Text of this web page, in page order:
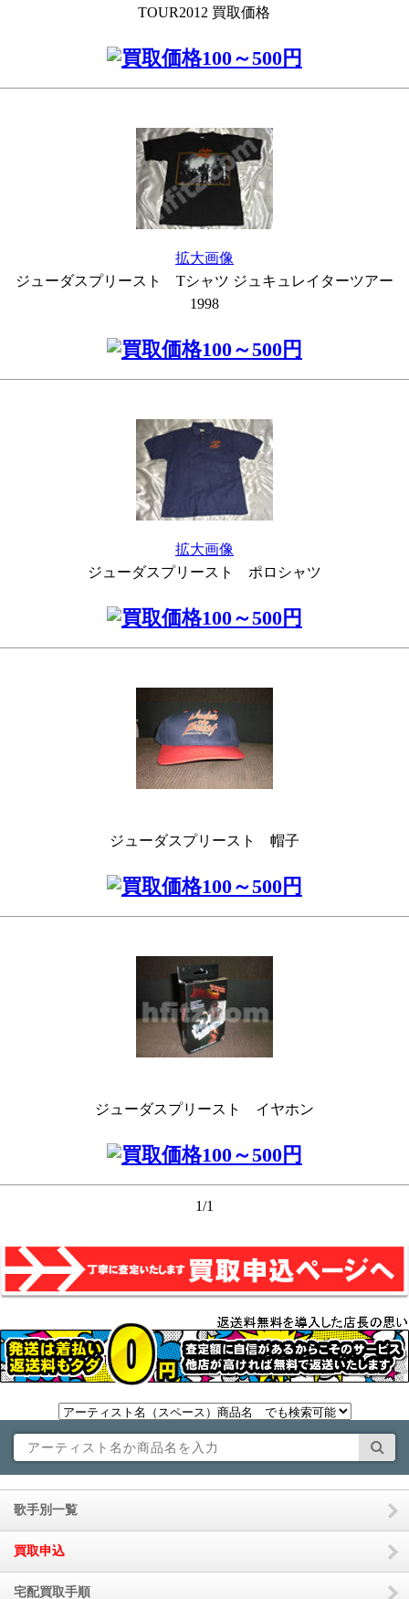
TOUR2012 買取価格
拡大画像
ジューダスプリースト Tシャツ ジュキュレイターツアー
1998
拡大画像
ジューダスプリースト ポロシャツ
ジューダスプリースト 帽子
ジューダスプリースト イヤホン
1/1
歌手別一覧
買取申込
宅配買取手順